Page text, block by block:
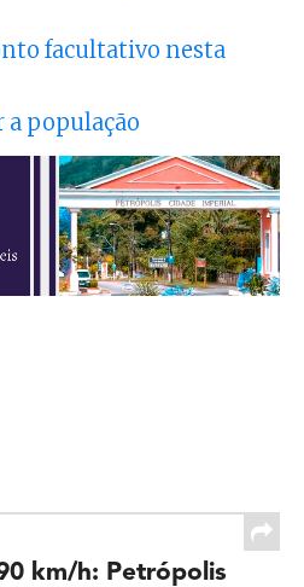
facultativo nesta
a população
km/h: Petrópolis